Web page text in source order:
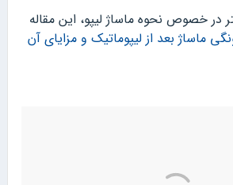
در خصوص نحوه ماساژ لیپو، این مقاله
ماساژ بعد از لیپوماتیک و مزایای آن